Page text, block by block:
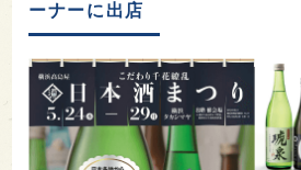
ーナーに出店